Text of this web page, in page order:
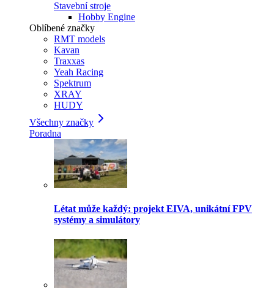
Stavební stroje
Hobby Engine
Oblíbené značky
RMT models
Kavan
Traxxas
Yeah Racing
Spektrum
XRAY
HUDY
Všechny značky
Poradna
Létat může každý: projekt EIVA, unikátní FPV
systémy a simulátory